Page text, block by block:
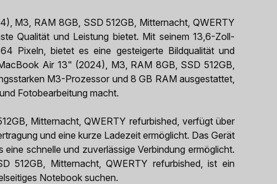
M3, RAM 8GB, SSD 512GB, Mitternacht, QWERTY
Qualität und Leistung bietet. Mit seinem 13,6-Zoll-
Pixeln, bietet es eine gesteigerte Bildqualität und
Air 13" (2024), M3, RAM 8GB, SSD 512GB,
M3-Prozessor und 8 GB RAM ausgestattet,
Fotobearbeitung macht.
Mitternacht, QWERTY refurbished, verfügt über
und eine kurze Ladezeit ermöglicht. Das Gerät
schnelle und zuverlässige Verbindung ermöglicht.
Mitternacht, QWERTY refurbished, ist ein
Notebook suchen.